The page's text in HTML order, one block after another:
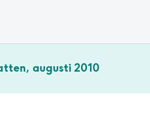
augusti 2010